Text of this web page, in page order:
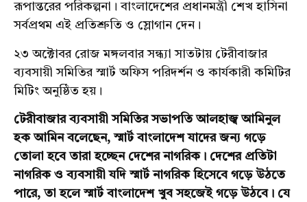
রূপান্তরের পরিকল্পনা। বাংলাদেশের প্রধানমন্ত্রী শেখ হাসিনা
সর্বপ্রথম এই প্রতিশ্রুতি ও স্লোগান দেন।
২৩ অক্টোবর রোজ মঙ্গলবার সন্ধ্যা সাতটায় টেরীবাজার
ব্যবসায়ী সমিতির স্মার্ট অফিস পরিদর্শন ও কার্যকারী কমিটির
মিটিং অনুষ্ঠিত হয়।
টেরীবাজার ব্যবসায়ী সমিতির সভাপতি আলহাজ্ব আমিনুল
হক আমিন বলেছেন, স্মার্ট বাংলাদেশ যাদের জন্য গড়ে
তোলা হবে তারা হচ্ছেন দেশের নাগরিক। দেশের প্রতিটা
নাগরিক ও ব্যবসায়ী যদি স্মার্ট নাগরিক হিসেবে গড়ে উঠতে
পারে, তা হলে স্মার্ট বাংলাদেশ খুব সহজেই গড়ে উঠবে। যে